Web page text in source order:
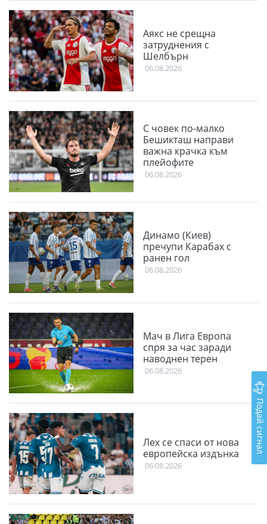
Аякс не срещна
затруднения с
Шелбърн
06.08.2026
С човек по-малко
Бешикташ направи
важна крачка към
плейофите
06.08.2026
Динамо (Киев)
пречупи Карабах с
ранен гол
06.08.2026
Мач в Лига Европа
спря за час заради
наводнен терен
06.08.2026
Лех се спаси от нова
европейска издънка
06.08.2026
Подай сигнал